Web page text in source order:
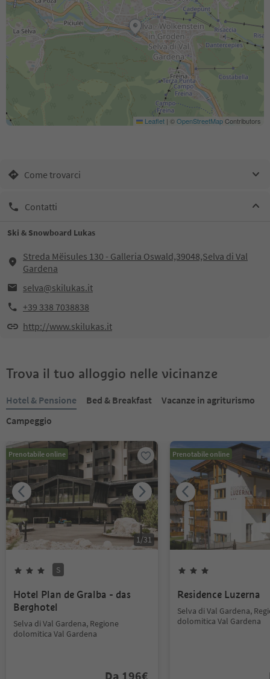
Leaflet | ©OpenStreetMapContributors
Come trovarci
Contatti
Ski & Snowboard Lukas
Streda Mëisules 130 - Galleria Oswald,39048,Selva di Val
Gardena
selva@skilukas.it
+39 338 7038838
http://www.skilukas.it
Trova il tuo alloggio nelle vicinanze
Hotel & Pensione Bed & Breakfast
Vacanze in agriturismo
Campeggio
Prenotabile online
1/31
S
Hotel Plan de Gralba - das
Berghotel
Selva di Val Gardena, Regione
dolomitica Val Gardena
Da 196€
Prenotabile online
Residence Luzerna
Selva di Val Gardena,
dolomitica Val Gardena